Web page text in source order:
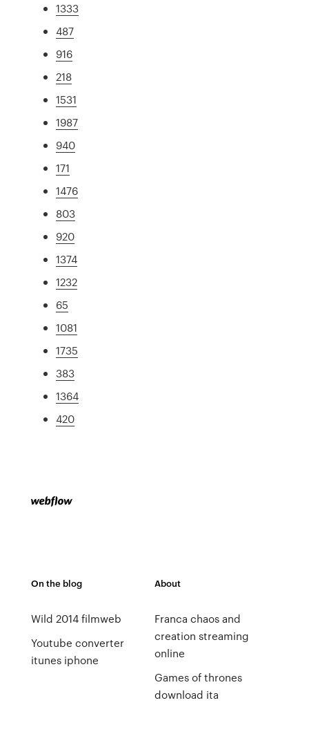
1333
487
916
218
1531
1987
940
171
1476
803
920
1374
1232
65
1081
1735
383
1364
420
On the blog
Wild 2014 filmweb
Youtube converter
itunes iphone
About
Franca chaos and
creation streaming
online
Games of thrones
download ita